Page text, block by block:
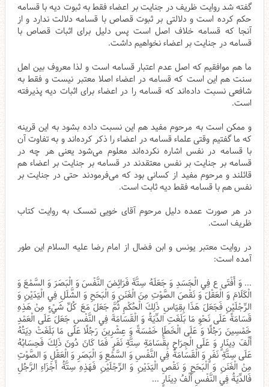
گفته شد روایت ظریف در جنایت بر اعضاء فقط به ثبوت دیه با قسامه
حکم کرده است و دلالتی بر ثبوت قصاص با قسامه دلالت ندارد و از
آنجا که قسامه خلاف اصل است پس دلیل برای اثبات قصاص با
قسامه در جنایت بر اعضاء نخواهیم داشت.
ما هم موافقیم که اصل عدم اعتبار قسامه است و لذا معروف بین اهل
سنت هم این است که قسامه در اعضاء اصلا معتبر نیست و فقط به
شافعی نسبت داده‌اند که قسامه را در اعضاء برای اثبات دیه پذیرفته
است.
و ممکن است به مرحوم مفید هم این نسبت داده بشود به این قرینه
که ما گفتیم وقتی علماء قسامه در اعضاء را ذکر کرده‌اند و به تفاوت آن
با قسامه در نفس اشاره نکرده‌اند معلوم می‌شود یعنی هر چه در
قسامه بر جنایت بر نفس معتقدند در قسامه بر جنایت بر اعضاء هم
قائلند و مرحوم مفید از کسانی بود که می‌فرمودند حتی در جنایت بر
نفس هم با قسامه فقط دیه ثابت است.
در هر صورت عمده دلیل مرحوم آقای خویی تمسک به روایت کتاب
ظریف است.
در روایت معتبر یونس و ابن فضال از امام رضا علیه السلام این طور
آمده است:
... وَ أَفْتَى ع فِي الْجَسَدِ وَ جَعَلَهُ سِتَّةَ فَرَائِضَ النَّفْسَ وَ الْبَصَرَ وَ السَّمْعَ وَ
الْكَلَامَ وَ الْعَقْلَ وَ نَقْصَ الصَّوْتِ مِنَ الْغَنَنِ وَ الْبَحَحِ وَ الشَّلَلِ فِي الْيَدَيْنِ وَ
الرِّجْلَيْنِ فَجَعَلَ هَذَا بِقِيَاسِ ذَلِكَ الْحُكْمِ ثُمَّ جَعَلَ مَعَ كُلِّ شَيْ‌ءٍ مِنْ هَذِهِ
قَسَامَةً عَلَى نَحْوِ مَا بَلَغَتِ الدِّيَةُ وَ الْقَسَامَةَ فِي النَّفْسِ جَعَلَ عَلَى الْعَمْدِ
خَمْسِينَ رَجُلًا وَ عَلَى الْخَطَإِ خَمْسَةً وَ عِشْرِينَ رَجُلًا عَلَى مَا بَلَغَتْ دِيَتُهُ
أَلْفَ دِينَارٍ وَ عَلَى الْجِرَاحِ بِقَسَامَةِ سِتَّةِ نَفَرٍ فَمَا كَانَ دُونَ ذَلِكَ فَحِسَابُهُ
عَلَى سِتَّةِ نَفَرٍ وَ الْقَسَامَةُ فِي النَّفْسِ وَ السَّمْعِ وَ الْبَصَرِ وَ الْعَقْلِ وَ الصَّوْتِ
مِنْ الْغَنَنِ وَ الْبَحَحِ وَ نَقْصِ الْيَدَيْنِ وَ الرِّجْلَيْنِ فَهَذِهِ سِتَّةُ أَجْزَاءِ الرَّجُلِ
فَالدِّيَةُ فِي النَّفْسِ أَلْفُ دِينَارٍ ...